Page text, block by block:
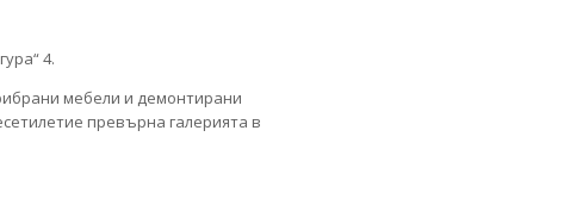
4.
мебели и демонтирани
превърна галерията в